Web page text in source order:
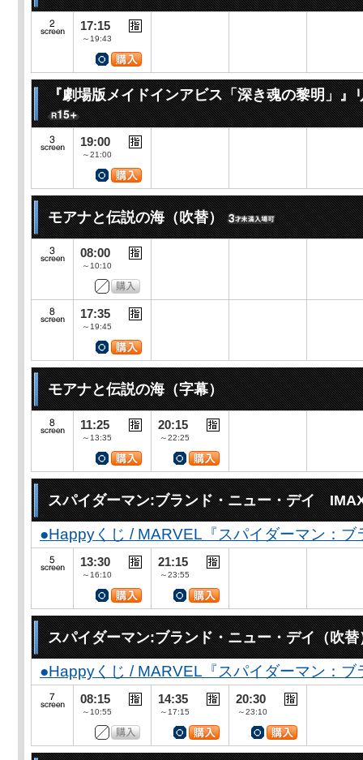
17:15
～19:43
『劇場版メイドインアビス「深き魂の黎明」』
19:00
～21:00
モアナと伝説の海（吹替）
08:00
～10:10
17:35
～19:45
モアナと伝説の海（字幕）
11:25
～13:35
20:15
～22:25
スパイダーマン:ブランド・ニュー・デイ
●Happyくじ / MARVEL『スパイダーマン：
13:30
～16:10
21:15
～23:55
スパイダーマン:ブランド・ニュー・デイ（吹替
●Happyくじ / MARVEL『スパイダーマン：
08:15
～10:55
14:35
～17:15
20:30
～23:10